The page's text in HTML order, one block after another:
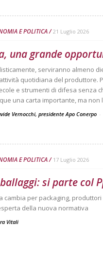
E POLITICA 21 Luglio 2026
una grande
serviranno almeno
quotidiana del produttore.
e strumenti di difesa senza
una carta importante, ma
Vernocchi, presidente Apo Conerpo -
E POLITICA 17 Luglio 2026
si parte col
cambia per packaging,
della nuova normativa
Vitali